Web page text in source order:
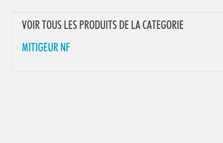
VOIR TOUS LES PRODUITS DE LA CATEGORIE
MITIGEUR NF